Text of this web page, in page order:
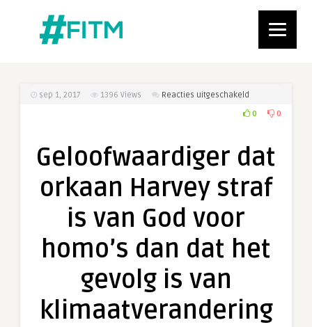
sep 1, 2017 1396 Views Reacties uitgeschakeld
Geloofwaardiger
Harvey
is
homo’s
gevolg
0 0
Geloofwaardiger dat
orkaan Harvey straf
is van God voor
homo’s dan dat het
gevolg is van
klimaatverandering